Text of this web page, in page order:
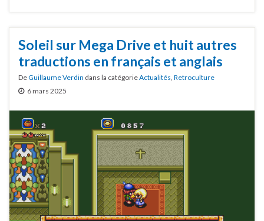
Soleil sur Mega Drive et huit autres
traductions en français et anglais
DeGuillaume Verdin dans la catégorieActualités Retroculture
6 mars 2025